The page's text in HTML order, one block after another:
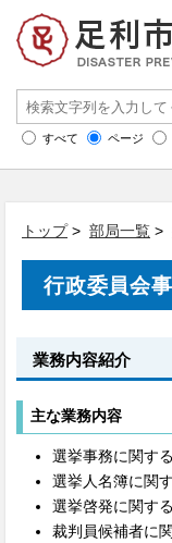
すべて ページ
トップ> 部局一覧 >
行政委員会
業務内容紹介
主な業務内容
選挙事務に関する
選挙人名簿に関
選挙啓発に関する
裁判員候補者に